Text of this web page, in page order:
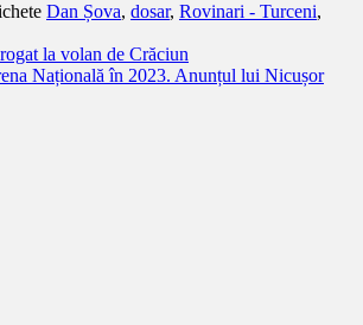
Dan Șova, dosar, Rovinari - Turceni,
la volan de Crăciun
Națională în 2023. Anunțul lui Nicușor